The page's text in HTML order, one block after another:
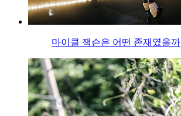
마이클 잭슨은 어떤 존재였을까